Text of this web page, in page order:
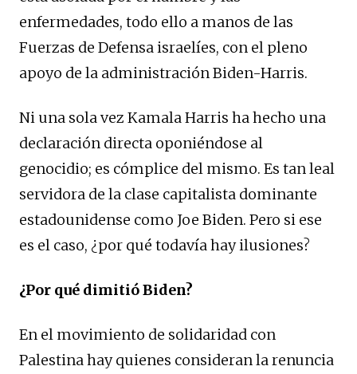
enfermedades, todo ello a manos de las
Fuerzas de Defensa israelíes, con el pleno
apoyo de la administración Biden-Harris.
Ni una sola vez Kamala Harris ha hecho una
declaración directa oponiéndose al
genocidio; es cómplice del mismo. Es tan leal
servidora de la clase capitalista dominante
estadounidense como Joe Biden. Pero si ese
es el caso, ¿por qué todavía hay ilusiones?
¿Por qué dimitió Biden?
En el movimiento de solidaridad con
Palestina hay quienes consideran la renuncia